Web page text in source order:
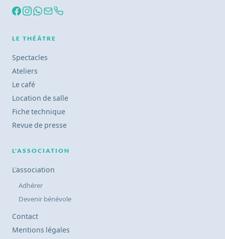
LE THÉÂTRE
Spectacles
Ateliers
Le café
Location de salle
Fiche technique
Revue de presse
L'ASSOCIATION
L'association
Adhérer
Devenir bénévole
Contact
Mentions légales